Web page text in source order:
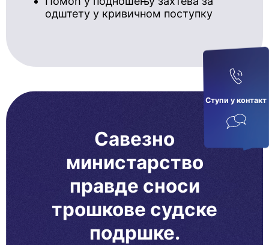
Ступи у кoнтaкт
одштету у кривичном поступку
Савезно
министарство
правде сноси
трошкове судске
подршке.